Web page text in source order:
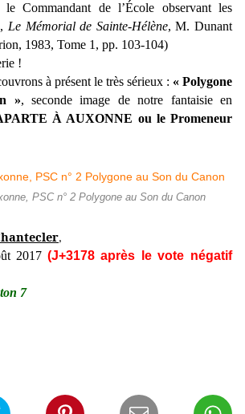
le Commandant de l’École observant les
Le Mémorial de Sainte-Hélène, M. Dunant
1983, Tome 1, pp. 103-104)
!
à présent le très sérieux : « Polygone
», seconde image de notre fantaisie en
À AUXONNE ou le Promeneur
PSC n° 2 Polygone au Son du Canon
,
2017 (J+3178 après le vote négatif
7